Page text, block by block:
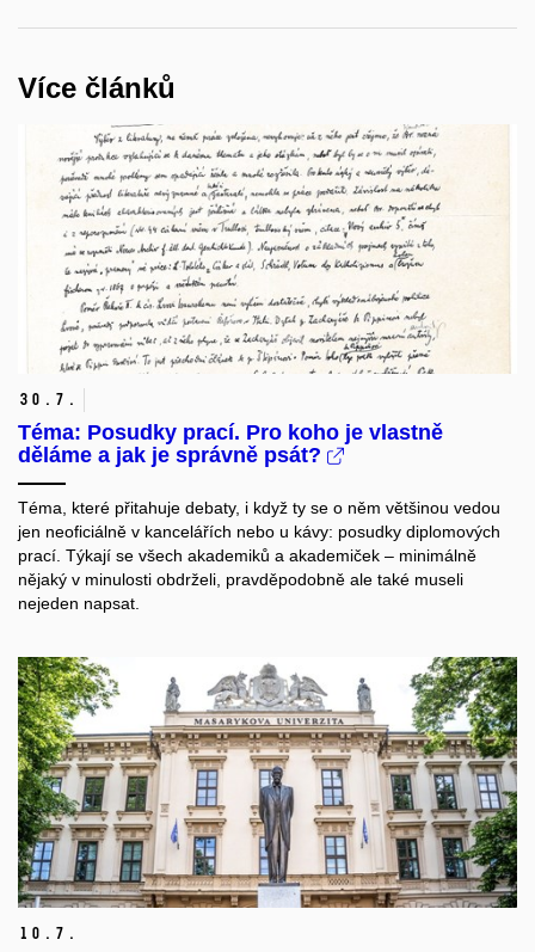
Více článků
30. 7.
Téma: Posudky prací. Pro koho je vlastně
děláme a jak je správně psát?
Téma, které přitahuje debaty, i když ty se o něm většinou vedou
jen neoficiálně v kancelářích nebo u kávy: posudky diplomových
prací. Týkají se všech akademiků a akademiček – minimálně
nějaký v minulosti obdrželi, pravděpodobně ale také museli
nejeden napsat.
10. 7.